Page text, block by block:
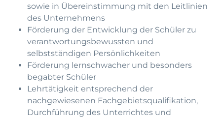
sowie in Übereinstimmung mit den Leitlinien
des Unternehmens
Förderung der Entwicklung der Schüler zu
verantwortungsbewussten und
selbstständigen Persönlichkeiten
Förderung lernschwacher und besonders
begabter Schüler
Lehrtätigkeit entsprechend der
nachgewiesenen Fachgebietsqualifikation,
Durchführung des Unterrichtes und